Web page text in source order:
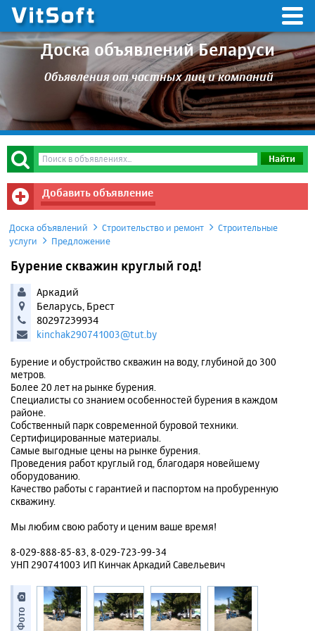
Доска объявлений Беларуси
Объявления от частных лиц и компаний
Добавить объявление
Доска объявлений Строительство и ремонт
Строительные
услуги
Предложение
Бурение скважин круглый год!
Аркадий
Беларусь, Брест
80297239934
kinchak290741003@tut.by
Бурение и обустройство скважин на воду, глубиной до 300
метров.
Более 20 лет на рынке бурения.
Специалисты со знанием особенностей бурения в каждом
районе.
Собственный парк современной буровой техники.
Сертифицированные материалы.
Самые выгодные цены на рынке бурения.
Проведения работ круглый год, благодаря новейшему
оборудованию.
Качество работы с гарантией и паспортом на пробуренную
скважину.
Мы любим свою работу и ценим ваше время!
8-029-888-85-83, 8-029-723-99-34
УНП 290741003 ИП Кинчак Аркадий Савельевич
Фото